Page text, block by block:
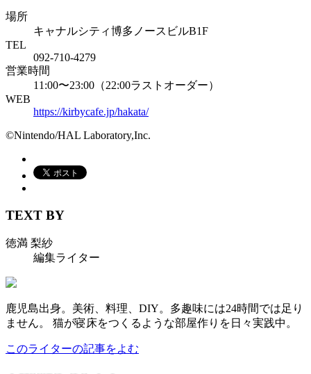
場所
キャナルシティ博多ノースビルB1F
TEL
092-710-4279
営業時間
11:00〜23:00（22:00ラストオーダー）
WEB
https://kirbycafe.jp/hakata/
©️Nintendo/HAL Laboratory,Inc.
TEXT BY
徳満 梨紗
編集ライター
鹿児島出身。美術、料理、DIY。多趣味には24時間では足り
ません。 猫が寝床をつくるような部屋作りを日々実践中。
このライターの記事をよむ